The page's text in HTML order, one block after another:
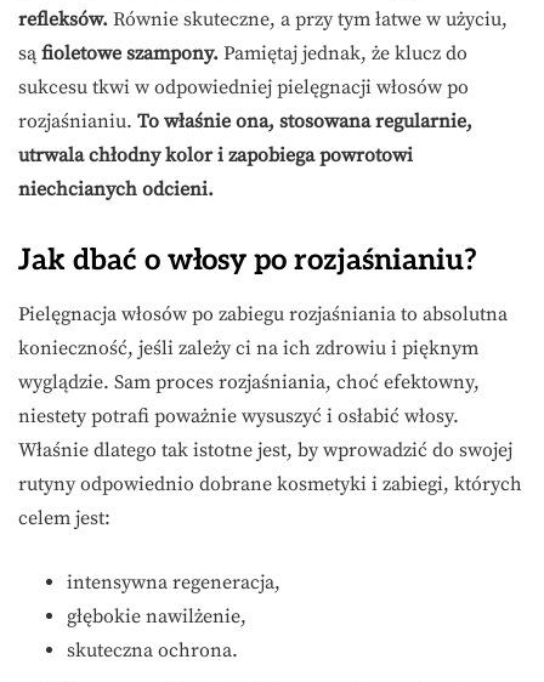
refleksów. Równie skuteczne, a przy tym łatwe w użyciu,
są fioletowe szampony. Pamiętaj jednak, że klucz do
sukcesu tkwi w odpowiedniej pielęgnacji włosów po
rozjaśnianiu. To właśnie ona, stosowana regularnie,
utrwala chłodny kolor i zapobiega powrotowi
niechcianych odcieni.
Jak dbać o włosy po rozjaśnianiu?
Pielęgnacja włosów po zabiegu rozjaśniania to absolutna
konieczność, jeśli zależy ci na ich zdrowiu i pięknym
wyglądzie. Sam proces rozjaśniania, choć efektowny,
niestety potrafi poważnie wysuszyć i osłabić włosy.
Właśnie dlatego tak istotne jest, by wprowadzić do swojej
rutyny odpowiednio dobrane kosmetyki i zabiegi, których
celem jest:
intensywna regeneracja,
głębokie nawilżenie,
skuteczna ochrona.